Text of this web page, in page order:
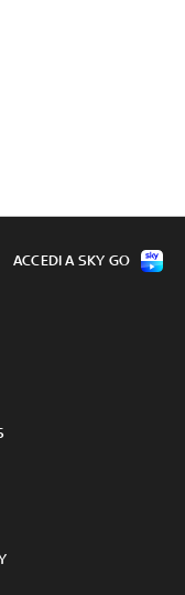
ACCEDI A SKY GO